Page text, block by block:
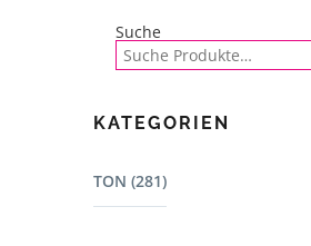
Suche
KATEGORIEN
TON (281)